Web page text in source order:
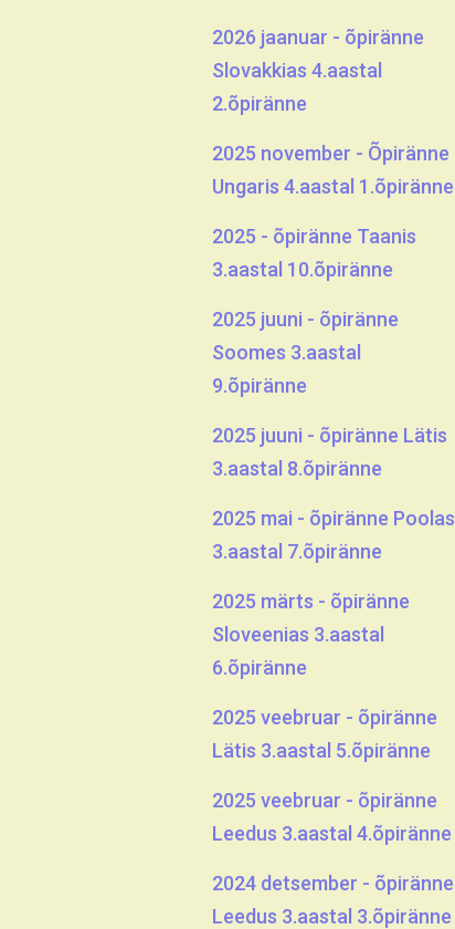
2026 jaanuar - õpiränne
Slovakkias 4.aastal
2.õpiränne
2025 november - Õpiränne
Ungaris 4.aastal 1.õpiränne
2025 - õpiränne Taanis
3.aastal 10.õpiränne
2025 juuni - õpiränne
Soomes 3.aastal
9.õpiränne
2025 juuni - õpiränne Lätis
3.aastal 8.õpiränne
2025 mai - õpiränne Poolas
3.aastal 7.õpiränne
2025 märts - õpiränne
Sloveenias 3.aastal
6.õpiränne
2025 veebruar - õpiränne
Lätis 3.aastal 5.õpiränne
2025 veebruar - õpiränne
Leedus 3.aastal 4.õpiränne
2024 detsember - õpiränne
Leedus 3.aastal 3.õpiränne